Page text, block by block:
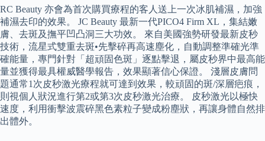
RC Beauty 亦會為首次購買療程的客人送上一次冰肌補濕，加強
補濕去印的效果。 JC Beauty 最新一代PICO4 Firm XL，集結嫩
膚、去斑及撫平凹凸洞三大功效。 來自美國強勢研發最新皮秒
技術，流星式雙重去斑•先擊碎再高速塵化，自動調整準確光準
確能量，專門針對「超頑固色斑」逐點擊退，屬皮秒界中最高能
量並獲得最具權威醫學報告，效果顯著信心保證。 淺層皮膚問
題通常1次皮秒激光療程就可達到效果，較頑固的斑/深層疤痕，
則視個人狀況進行第2或第3次皮秒激光治療。 皮秒激光以極快
速度，利用衝擊波震碎黑色素粒子變成粉塵狀，再讓身體自然排
出體外。